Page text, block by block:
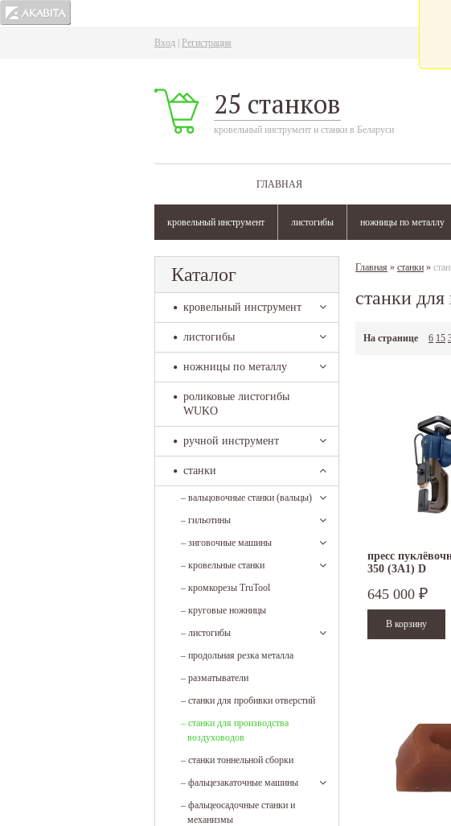
Вход Регистрация
25 станков
кровельный инструмент и станки в Беларуси
ГЛАВНАЯ
кровельный инструмент листогибы ножницы по металлу
Каталог
кровельный инструмент
листогибы
ножницы по металлу
роликовые листогибы
WUKO
ручной инструмент
станки
– вальцовочные станки (вальцы)
– гильотины
– зиговочные машины
– кровельные станки
– кромкорезы TruTool
– круговые ножницы
– листогибы
– продольная резка металла
– разматыватели
– станки для пробивки отверстий
– станки для производства
воздуховодов
– станки тоннельной сборки
– фальцезакаточные машины
– фальцеосадочные станки и
механизмы
Главная » станки »
станки для
На странице 6 15
пресс
350 (3A1) D
645 000 ₽